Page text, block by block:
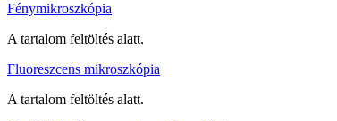
Fénymikroszkópia
A tartalom feltöltés alatt.
Fluoreszcens mikroszkópia
A tartalom feltöltés alatt.